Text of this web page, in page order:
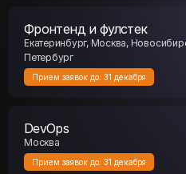
Фронтенд и фулстек
Екатеринбург, Москва,
Петербург
Прием заявок до: 31 декабря
DevOps
Москва
Прием заявок до: 31 декабря